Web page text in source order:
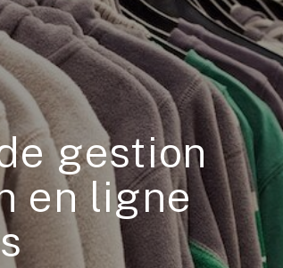
gestion
en ligne